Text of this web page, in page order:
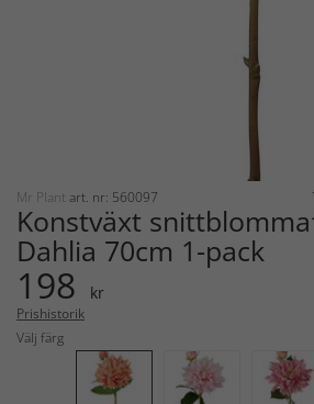
Mr Plant art. nr: 560097
Konstväxt snittblomma
Dahlia 70cm 1-pack
198 kr
Prishistorik
Välj färg